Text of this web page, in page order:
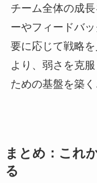
チーム全体の成
ーやフィードバ
要に応じて戦略
より、弱さを克
ための基盤を築く
まとめ：これ
る